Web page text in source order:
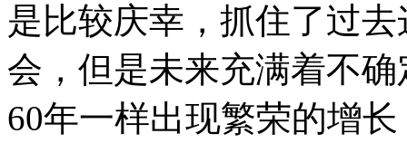
是比较庆幸，抓住了过
会，但是未来充满着不
60年一样出现繁荣的增